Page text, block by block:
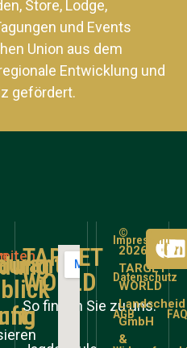
Store, Lodge,
und Events
Union aus dem
Entwicklung und
gefördert.
TARGET
WORLD
So finden Sie zu uns:
Impressum
Datenschutz
AGB FAQ
©
2026
TARGET
WORLD
Landscheid
GmbH
&